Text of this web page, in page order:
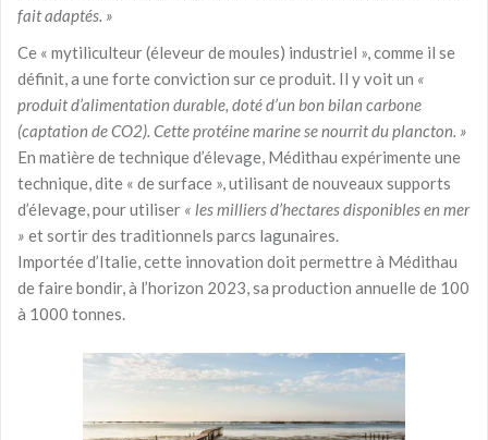
fait adaptés. »
Ce « mytiliculteur (éleveur de moules) industriel », comme il se
définit, a une forte conviction sur ce produit. Il y voit un «
produit d’alimentation durable, doté d’un bon bilan carbone
(captation de CO2). Cette protéine marine se nourrit du plancton. »
En matière de technique d’élevage, Médithau expérimente une
technique, dite « de surface », utilisant de nouveaux supports
d’élevage, pour utiliser « les milliers d’hectares disponibles en mer
» et sortir des traditionnels parcs lagunaires.
Importée d’Italie, cette innovation doit permettre à Médithau
de faire bondir, à l’horizon 2023, sa production annuelle de 100
à 1000 tonnes.